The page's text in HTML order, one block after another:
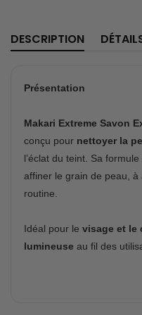
DESCRIPTION
Présentation
Makari Extreme Savon
conçu pour nettoyer la
l’éclat du teint. Sa
affiner le grain de peau, à
routine.
Idéal pour le visage et le
lumineuse au fil des